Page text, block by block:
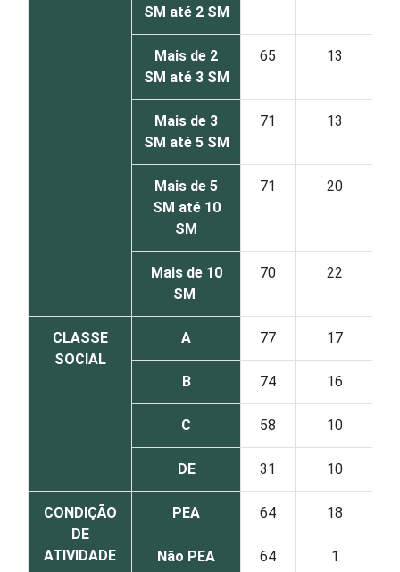
SM até 2 SM
Mais de 2
SM até 3 SM
65 13
Mais de 3
SM até 5 SM
71 13
Mais de 5
SM até 10
SM
71 20
Mais de 10
SM
70 22
CLASSE
SOCIAL
A 77 17
B 74 16
C 58 10
DE 31 10
CONDIÇÃO
DE
ATIVIDADE
PEA 64 18
Não PEA 64 1